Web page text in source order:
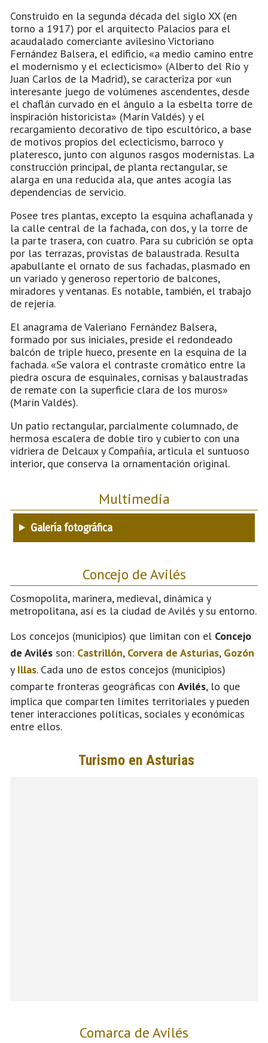
Construido en la segunda década del siglo XX (en
torno a 1917) por el arquitecto Palacios para el
acaudalado comerciante avilesino Victoriano
Fernández Balsera, el edificio, «a medio camino entre
el modernismo y el eclecticismo» (Alberto del Río y
Juan Carlos de la Madrid), se caracteriza por «un
interesante juego de volúmenes ascendentes, desde
el chaflán curvado en el ángulo a la esbelta torre de
inspiración historicista» (Marín Valdés) y el
recargamiento decorativo de tipo escultórico, a base
de motivos propios del eclecticismo, barroco y
plateresco, junto con algunos rasgos modernistas. La
construcción principal, de planta rectangular, se
alarga en una reducida ala, que antes acogía las
dependencias de servicio.
Posee tres plantas, excepto la esquina achaflanada y
la calle central de la fachada, con dos, y la torre de
la parte trasera, con cuatro. Para su cubrición se opta
por las terrazas, provistas de balaustrada. Resulta
apabullante el ornato de sus fachadas, plasmado en
un variado y generoso repertorio de balcones,
miradores y ventanas. Es notable, también, el trabajo
de rejería.
El anagrama de Valeriano Fernández Balsera,
formado por sus iniciales, preside el redondeado
balcón de triple hueco, presente en la esquina de la
fachada. «Se valora el contraste cromático entre la
piedra oscura de esquinales, cornisas y balaustradas
de remate con la superficie clara de los muros»
(Marín Valdés).
Un patio rectangular, parcialmente columnado, de
hermosa escalera de doble tiro y cubierto con una
vidriera de Delcaux y Compañía, articula el suntuoso
interior, que conserva la ornamentación original.
Multimedia
Galería fotográfica
Concejo de Avilés
Cosmopolita, marinera, medieval, dinámica y
metropolitana, así es la ciudad de Avilés y su entorno.
Los concejos (municipios) que limitan con el Concejo
de Avilés son: Castrillón, Corvera de Asturias, Gozón
y Illas. Cada uno de estos concejos (municipios)
comparte fronteras geográficas con Avilés, lo que
implica que comparten límites territoriales y pueden
tener interacciones políticas, sociales y económicas
entre ellos.
Comarca de Avilés